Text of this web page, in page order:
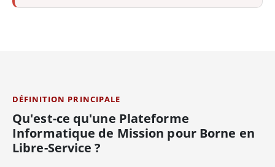
DÉFINITION PRINCIPALE
Qu'est-ce qu'une Plateforme
Informatique de Mission pour Borne en
Libre-Service ?